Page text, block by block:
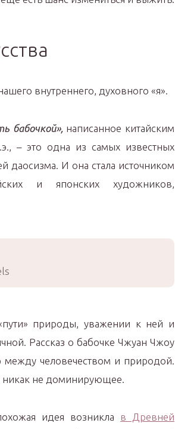
внутреннего, духовного «я».
бабочкой»,написанное китайским
– это одна из самых известных
даосизма. И она стала источником
и японских художников,
природы, уважении к ней и
Рассказ о бабочке Чжуан Чжоу
между человечеством и природой.
никак не доминирующее.
идея возникла в Древней